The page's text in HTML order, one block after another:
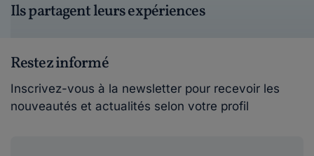
Ils partagent leurs expériences
Restez informé
Inscrivez-vous à la newsletter pour recevoir les
nouveautés et actualités selon votre profil